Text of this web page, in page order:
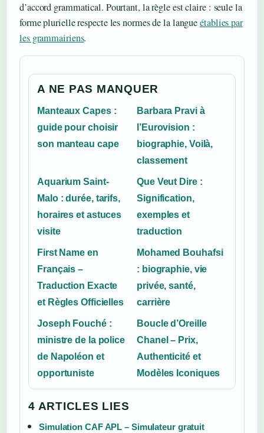
d’accord grammatical. Pourtant, la règle est claire : seule la
forme plurielle respecte les normes de la langueétablies par
les grammairiens.
A NE PAS MANQUER
Manteaux Capes :
guide pour choisir
son manteau cape
Barbara Pravi à
l’Eurovision :
biographie, Voilà,
classement
Aquarium Saint-
Malo : durée, tarifs,
horaires et astuces
visite
Que Veut Dire :
Signification,
exemples et
traduction
First Name en
Français –
Traduction Exacte
et Règles Officielles
Mohamed Bouhafsi
: biographie, vie
privée, santé,
carrière
Joseph Fouché :
ministre de la police
de Napoléon et
opportuniste
Boucle d’Oreille
Chanel – Prix,
Authenticité et
Modèles Iconiques
4 ARTICLES LIES
Simulation CAF APL – Simulateur gratuit